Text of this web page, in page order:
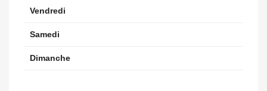
Vendredi
Samedi
Dimanche